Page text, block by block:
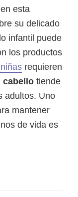
esta
su delicado
infantil puede
los productos
requieren
cabello tiende
adultos. Uno
mantener
de vida es